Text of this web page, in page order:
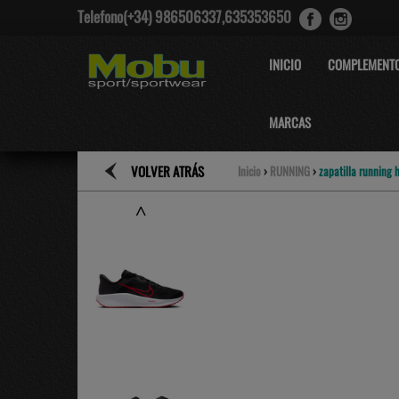
Telefono(+34) 986506337,635353650
INICIO
MARCAS
VOLVER ATRÁS Inicio › RUNNING ›zapatilla running
˄